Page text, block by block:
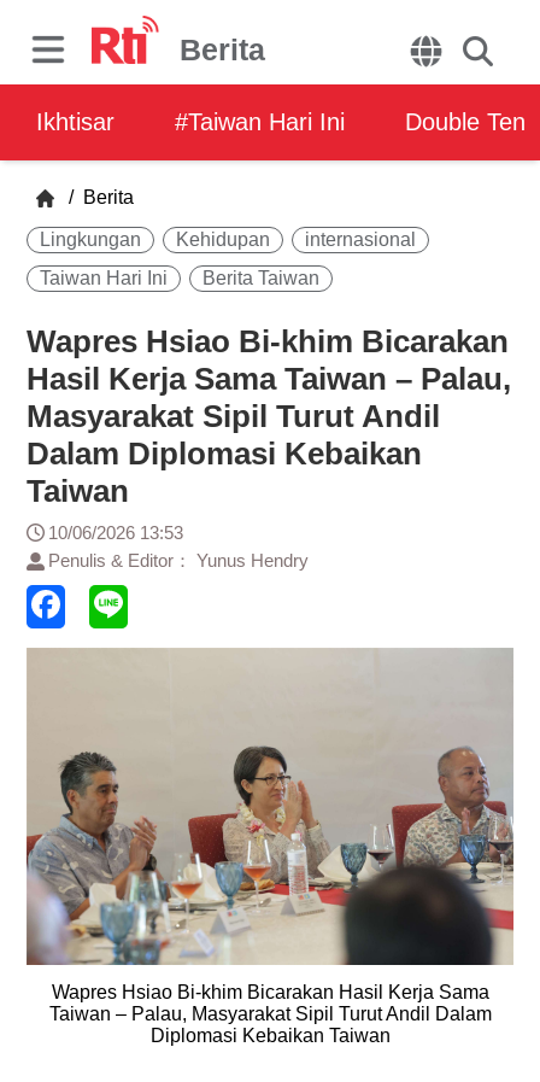
Berita
Ikhtisar #Taiwan Hari Ini Double Ten
/ Berita
Lingkungan Kehidupan
internasional
Taiwan Hari Ini
Berita Taiwan
Wapres Hsiao Bi-khim Bicarakan
Hasil Kerja Sama Taiwan – Palau,
Masyarakat Sipil Turut Andil
Dalam Diplomasi Kebaikan
Taiwan
10/06/2026 13:53
Penulis & Editor： Yunus Hendry
Wapres Hsiao Bi-khim Bicarakan Hasil Kerja Sama
Taiwan – Palau, Masyarakat Sipil Turut Andil Dalam
Diplomasi Kebaikan Taiwan